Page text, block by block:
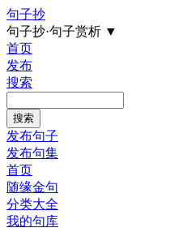
句子抄
句子抄·句子赏析 ▼
首页
发布
搜索
发布句子
发布句集
首页
随缘金句
分类大全
我的句库